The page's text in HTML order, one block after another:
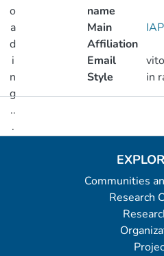
o
a
d
i
n
g
..
.
name
Main
Affiliation
Email
Style
in
Communities
Research